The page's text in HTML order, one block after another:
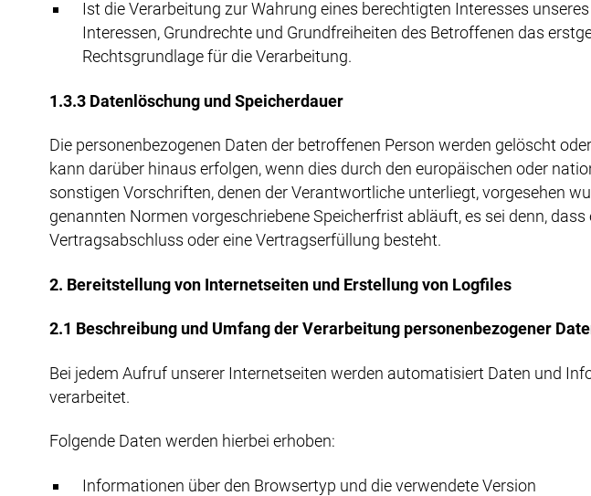
Ist die Verarbeitung zur Wahrung eines berechtigten Interesses
Interessen, Grundrechte und Grundfreiheiten des Betroffenen das
Rechtsgrundlage für die Verarbeitung.
1.3.3 Datenlöschung und Speicherdauer
Die personenbezogenen Daten der betroffenen Person werden gelöscht
kann darüber hinaus erfolgen, wenn dies durch den europäischen oder
sonstigen Vorschriften, denen der Verantwortliche unterliegt, vorgesehen
genannten Normen vorgeschriebene Speicherfrist abläuft, es sei denn,
Vertragsabschluss oder eine Vertragserfüllung besteht.
2. Bereitstellung von Internetseiten und Erstellung von Logfiles
2.1 Beschreibung und Umfang der Verarbeitung personenbezogener
Bei jedem Aufruf unserer Internetseiten werden automatisiert Daten und
verarbeitet.
Folgende Daten werden hierbei erhoben:
Informationen über den Browsertyp und die verwendete Version